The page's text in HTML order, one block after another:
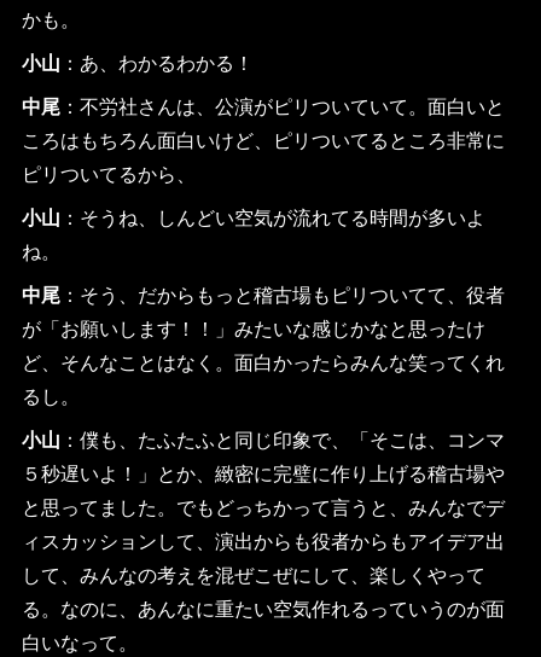
かも。
小山 ：あ、わかるわかる！
中尾：不労社さんは、公演がピリついていて。面白いと
ころはもちろん面白いけど、ピリついてるところ非常に
ピリついてるから、
小山 ：そうね、しんどい空気が流れてる時間が多いよ
ね。
中尾：そう、だからもっと稽古場もピリついてて、役者
が「お願いします！！」みたいな感じかなと思ったけ
ど、そんなことはなく。面白かったらみんな笑ってくれ
るし。
小山 ：僕も、たふたふと同じ印象で、「そこは、コンマ
５秒遅いよ！」とか、緻密に完璧に作り上げる稽古場や
と思ってました。でもどっちかって言うと、みんなでデ
ィスカッションして、演出からも役者からもアイデア出
して、みんなの考えを混ぜこぜにして、楽しくやって
る。なのに、あんなに重たい空気作れるっていうのが面
白いなって。